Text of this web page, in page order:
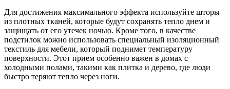
Для достижения максимального эффекта используйте шторы
из плотных тканей, которые будут сохранять тепло днем и
защищать от его утечек ночью. Кроме того, в качестве
подстилок можно использовать специальный изоляционный
текстиль для мебели, который поднимет температуру
поверхности. Этот прием особенно важен в домах с
холодными полами, такими как плитка и дерево, где люди
быстро теряют тепло через ноги.